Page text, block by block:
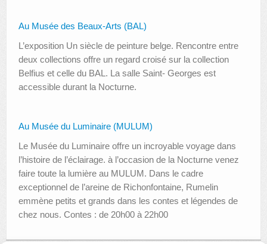
Au Musée des Beaux-Arts (BAL)
L’exposition Un siècle de peinture belge. Rencontre entre
deux collections offre un regard croisé sur la collection
Belfius et celle du BAL. La salle Saint- Georges est
accessible durant la Nocturne.
Au Musée du Luminaire (MULUM)
Le Musée du Luminaire offre un incroyable voyage dans
l’histoire de l’éclairage. à l’occasion de la Nocturne venez
faire toute la lumière au MULUM. Dans le cadre
exceptionnel de l’areine de Richonfontaine, Rumelin
emmène petits et grands dans les contes et légendes de
chez nous. Contes : de 20h00 à 22h00